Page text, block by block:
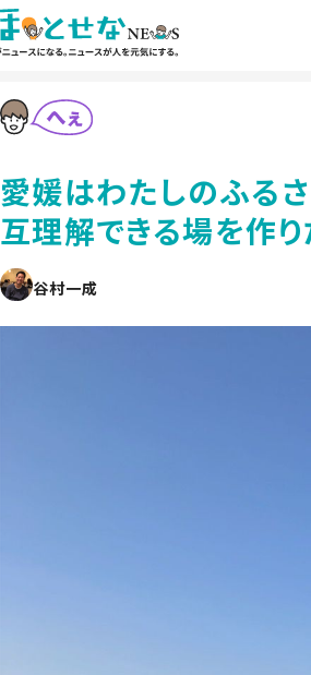
愛媛はわたしのふるさ
互理解できる場を作り
谷村一成